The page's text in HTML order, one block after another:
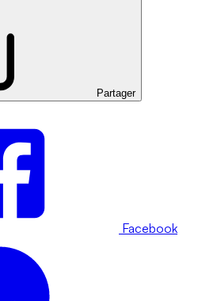
Partager
Facebook